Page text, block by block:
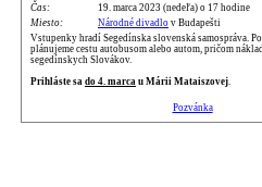
Čas:
19. marca 2023 (nedeľa) o 17 hodine
Miesto:
Národné divadlo v Budapešti
Vstupenky hradí Segedínska slovenská samospráva.
plánujeme cestu autobusom alebo autom, pričom
segedínskych Slovákov.
Prihláste sa do 4. marca u Márii Mataiszovej.
Pozvánka